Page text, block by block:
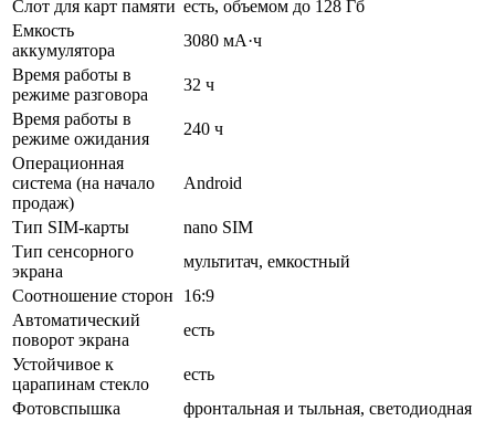
Слот для карт памяти есть, объемом до 128 Гб
Емкость
аккумулятора
3080 мА·ч
Время работы в
режиме разговора
32 ч
Время работы в
режиме ожидания
240 ч
Операционная
система (на начало
продаж)
Android
Тип SIM-карты
nano SIM
Тип сенсорного
экрана
мультитач, емкостный
Соотношение сторон
16:9
Автоматический
поворот экрана
есть
Устойчивое к
царапинам стекло
есть
Фотовспышка
фронтальная и тыльная, светодиодная